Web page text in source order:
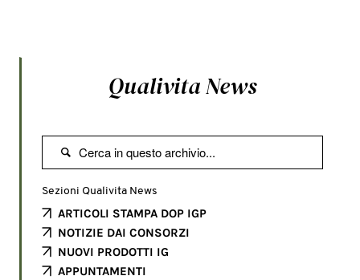
Qualivita News

Sezioni Qualivita News
ARTICOLI STAMPA DOP IGP
NOTIZIE DAI CONSORZI
NUOVI PRODOTTI IG
APPUNTAMENTI